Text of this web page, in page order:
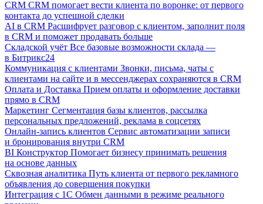
CRM CRM помогает вести клиента по воронке: от первого
контакта до успешной сделки
AI в CRM Расшифрует разговор с клиентом, заполнит поля
в CRM и поможет продавать больше
Складской учёт Все базовые возможности склада —
в Битрикс24
Коммуникация с клиентами Звонки, письма, чаты с
клиентами на сайте и в мессенджерах сохраняются в CRM
Оплата и Доставка Прием оплаты и оформление доставки
прямо в CRM
Маркетинг Сегментация базы клиентов, рассылка
персональных предложений, реклама в соцсетях
Онлайн-запись клиентов Сервис автоматизации записи
и бронирования внутри CRM
BI Конструктор Помогает бизнесу принимать решения
на основе данных
Сквозная аналитика Путь клиента от первого рекламного
объявления до совершения покупки
Интеграция с 1С Обмен данными в режиме реального